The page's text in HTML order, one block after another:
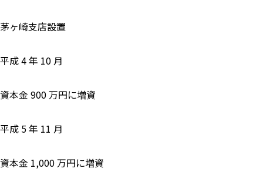
茅ヶ崎支店設置
平成 4 年 10 月
資本金 900 万円に増資
平成 5 年 11 月
資本金 1,000 万円に増資